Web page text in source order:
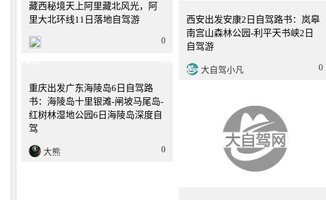
藏西秘境天上阿里藏北风光，阿
里大北环线11日落地自驾游
0
西安出发安康2日自驾路书：岚皋
南宫山森林公园-利平天书峡2日
自驾游
大自驾小凡 0